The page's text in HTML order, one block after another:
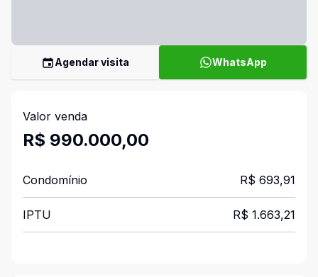
Agendar visita WhatsApp
Valor venda
R$ 990.000,00
Condomínio R$ 693,91
IPTU R$ 1.663,21